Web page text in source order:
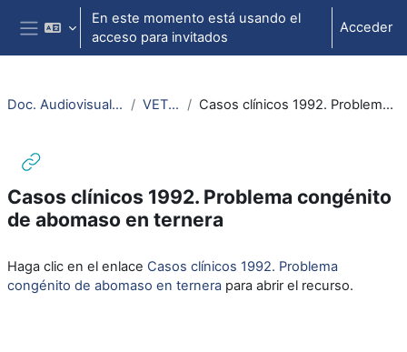
Salta al contenido principal
Panel lateral
En este momento está usando el
acceso para invitados
Acceder
Doc. Audiovisuales Veterinaria CCSS VETERINARIA Casos clínicos 1992. Problema congénito de abomaso en ternera
Casos clínicos 1992. Problema congénito
de abomaso en ternera
Haga clic en el enlace Casos clínicos 1992. Problema
congénito de abomaso en ternera para abrir el recurso.